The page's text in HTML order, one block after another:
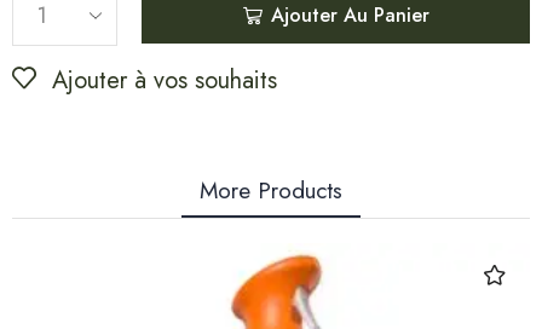
Ajouter Au Panier
Ajouter à vos souhaits
More Products